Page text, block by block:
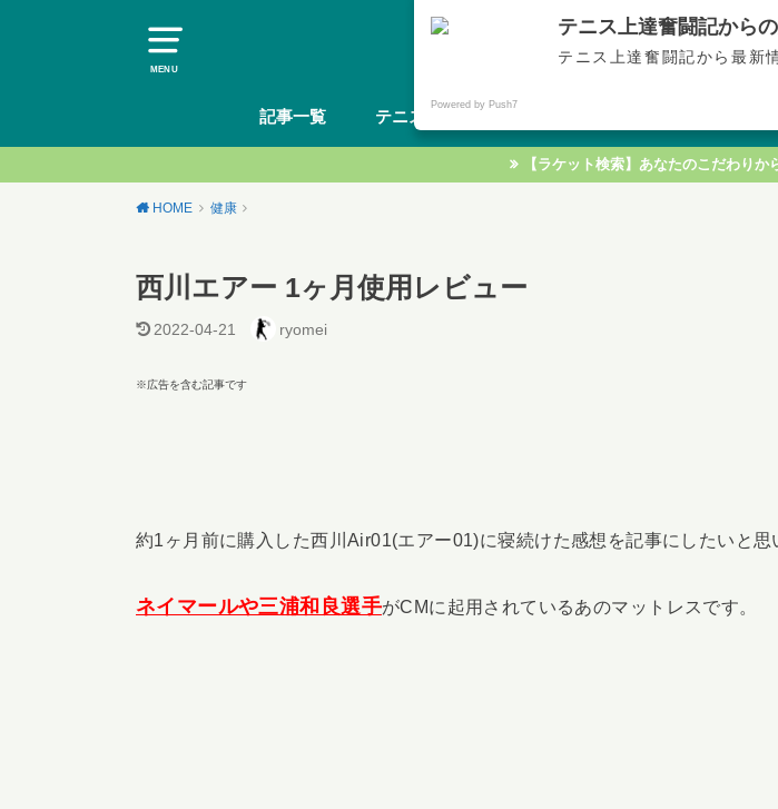
MENU テニス上
記事一覧 テニスギア
【ラケット検索】あなたのこだわり
HOME 健康
西川エアー 1ヶ月使用レビュー
2022-04-21 ryomei
※広告を含む記事です
約1ヶ月前に購入した西川Air01(エアー01)に寝続けた感想を記事にしたいと思
ネイマールや三浦和良選手がCMに起用されているあのマットレスです。
テニス上達奮闘記から
テニス上達奮闘記から最新
Powered by Push7